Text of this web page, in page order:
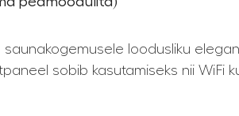
loodusliku
sobib kasutamiseks nii